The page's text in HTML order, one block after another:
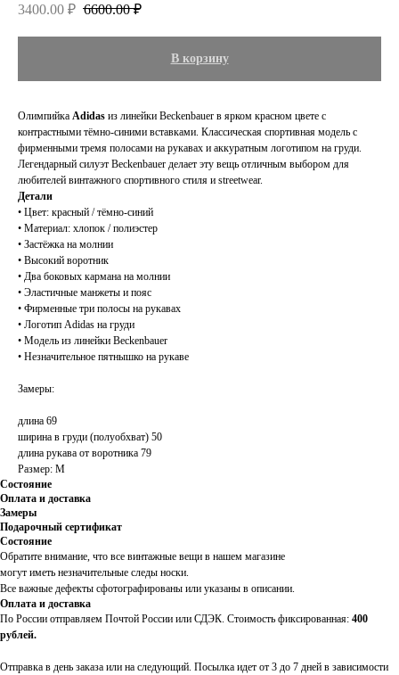
3400.00 ₽ 6600.00 ₽
В корзину
Олимпийка Adidas из линейки Beckenbauer в ярком красном цвете с
контрастными тёмно-синими вставками. Классическая спортивная модель с
фирменными тремя полосами на рукавах и аккуратным логотипом на груди.
Легендарный силуэт Beckenbauer делает эту вещь отличным выбором для
любителей винтажного спортивного стиля и streetwear.
Детали
• Цвет: красный / тёмно-синий
• Материал: хлопок / полиэстер
• Застёжка на молнии
• Высокий воротник
• Два боковых кармана на молнии
• Эластичные манжеты и пояс
• Фирменные три полосы на рукавах
• Логотип Adidas на груди
• Модель из линейки Beckenbauer
• Незначительное пятнышко на рукаве
Замеры:
длина 69
ширина в груди (полуобхват) 50
длина рукава от воротника 79
Размер: M
Состояние
Оплата и доставка
Замеры
Подарочный сертификат
Состояние
Обратите внимание, что все винтажные вещи в нашем магазине
могут иметь незначительные следы носки.
Все важные дефекты сфотографированы или указаны в описании.
Оплата и доставка
По России отправляем Почтой России или СДЭК. Стоимость фиксированная: 400
рублей.
Отправка в день заказа или на следующий. Посылка идет от 3 до 7 дней в зависимости